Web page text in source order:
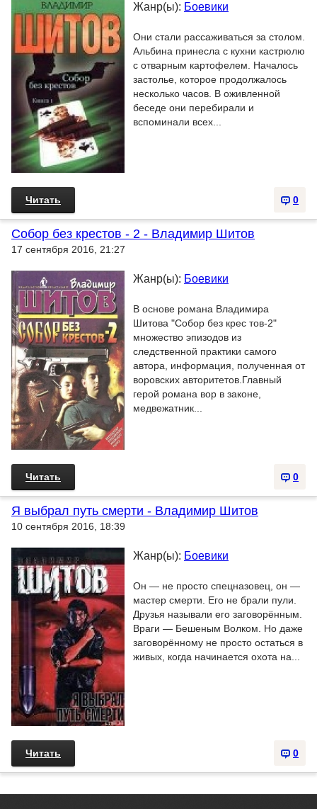
Жанр(ы): Боевики
Они стали рассаживаться за столом.
Альбина принесла с кухни кастрюлю
с отварным картофелем. Началось
застолье, которое продолжалось
несколько часов. В оживленной
беседе они перебирали и
вспоминали всех...
0
Читать
Собор без крестов - 2 - Владимир Шитов
17 сентября 2016, 21:27
Жанр(ы): Боевики
В основе романа Владимира
Шитова "Собор без крес тов-2"
множество эпизодов из
следственной практики самого
автора, информация, полученная от
воровских авторитетов.Главный
герой романа вор в законе,
медвежатник...
0
Читать
Я выбрал путь смерти - Владимир Шитов
10 сентября 2016, 18:39
Жанр(ы): Боевики
Он — не просто спецназовец, он —
мастер смерти. Его не брали пули.
Друзья называли его заговорённым.
Враги — Бешеным Волком. Но даже
заговорённому не просто остаться в
живых, когда начинается охота на...
0
Читать